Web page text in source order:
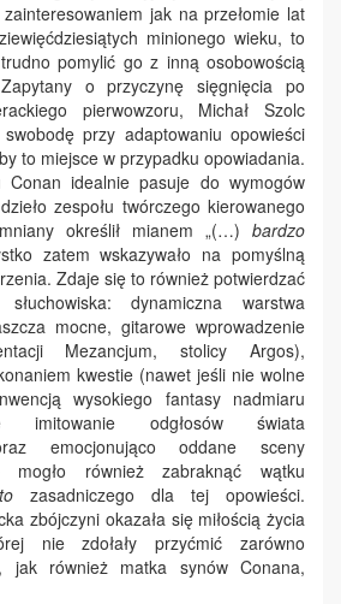
jak na przełomie lat
minionego wieku, to
pomylić go z inną osobowością
o przyczynę sięgnięcia po
pierwowzoru, Michał Szolc
przy adaptowaniu opowieści
to miejsce w przypadku opowiadania.
Conan idealnie pasuje do wymogów
zespołu twórczego kierowanego
określił mianem „(…) bardzo
zatem wskazywało na pomyślną
Zdaje się to również potwierdzać
dynamiczna warstwa
mocne, gitarowe wprowadzenie
Mezancjum, stolicy Argos),
kwestie (nawet jeśli nie wolne
wysokiego fantasy nadmiaru
imitowanie odgłosów świata
emocjonująco oddane sceny
mogło również zabraknąć wątku
zasadniczego dla tej opowieści.
zbójczyni okazała się miłością życia
nie zdołały przyćmić zarówno
jak również matka synów Conana,